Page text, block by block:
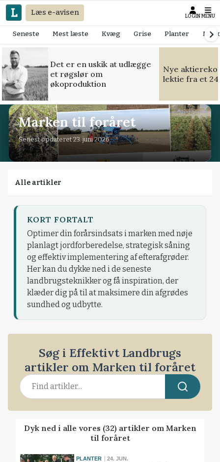
Læs e-avisen LOGIN MENU
Seneste Mest læste Kvæg Grise Planter
Det er en uskik at udlægge
et røgslør om
økoproduktion
Nye
lektie fra et
Marken til foråret
Senest opdateret 23. juni 2026
Alle artikler
KORT FORTALT
Optimer din forårsindsats i marken med nøje
planlagt jordforberedelse, strategisk såning
og effektiv implementering af efterafgrøder.
Her kan du dykke ned i de seneste
landbrugsteknikker og få inspiration, der
klæder dig på til at maksimere din afgrødes
sundhed og udbytte.
Søg i Effektivt Landbrugs
artikler om Marken til foråret
Dyk ned i alle vores (32) artikler om Marken
til foråret
PLANTER 24. JUN.